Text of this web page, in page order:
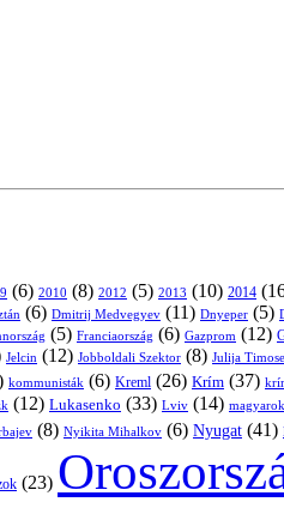
(6) 2010 (8) 2012 (5) 2013 (10) 2014
(6) Dmitrij Medvegyev (11) Dnyeper (5)
(5) Franciaország (6) Gazprom (12)
Jelcin (12) Jobboldali Szektor (8) Julija
kommunisták (6) Kreml (26) Krím (37)
(12) Lukasenko (33) Lviv (14) magyarok
(8) Nyikita Mihalkov (6) Nyugat (41)
(23)